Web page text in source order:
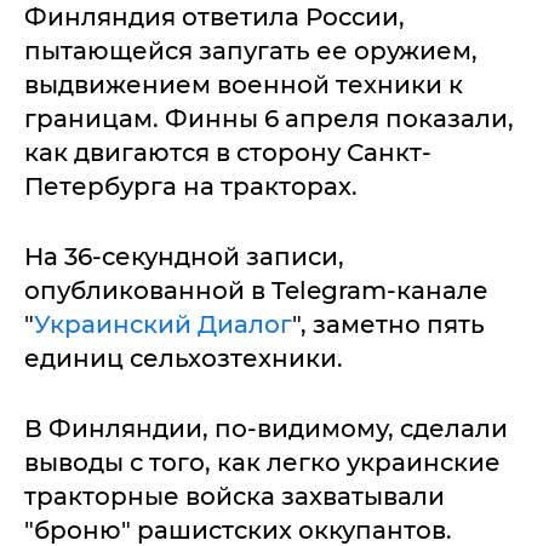
Финляндия ответила России,
пытающейся запугать ее оружием,
выдвижением военной техники к
границам. Финны 6 апреля показали,
как двигаются в сторону Санкт-
Петербурга на тракторах.
На 36-секундной записи,
опубликованной в Telegram-канале
"Украинский Диалог", заметно пять
единиц сельхозтехники.
В Финляндии, по-видимому, сделали
выводы с того, как легко украинские
тракторные войска захватывали
"броню" рашистских оккупантов.